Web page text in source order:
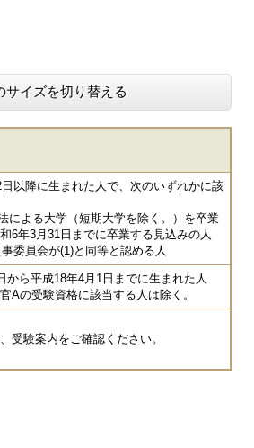
サイズを切り替える
以降に生まれた人で、次のいずれかに該
による大学（短期大学を除く。）を卒業
6年3月31日までに卒業する見込みの人
委員会が(1)と同等と認める人
から平成18年4月1日までに生まれた人
Aの受験資格に該当する人は除く。
受験案内をご確認ください。